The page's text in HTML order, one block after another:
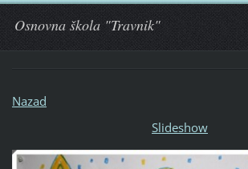
Osnovna škola "Travnik"
Nazad
Slideshow